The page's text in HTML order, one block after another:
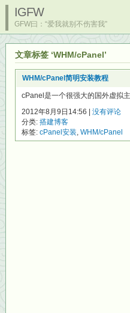
IGFW
GFW曰：“爱我就别不伤害我”
文章标签 ‘WHM/cPanel’
WHM/cPanel简明安装教程
cPanel是一个很强大的国外虚拟
2012年8月9日14:56 | 没有评论
分类: 搭建博客
标签: cPanel安装, WHM/cPanel